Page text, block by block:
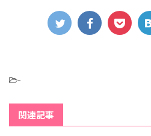
-
関連記事